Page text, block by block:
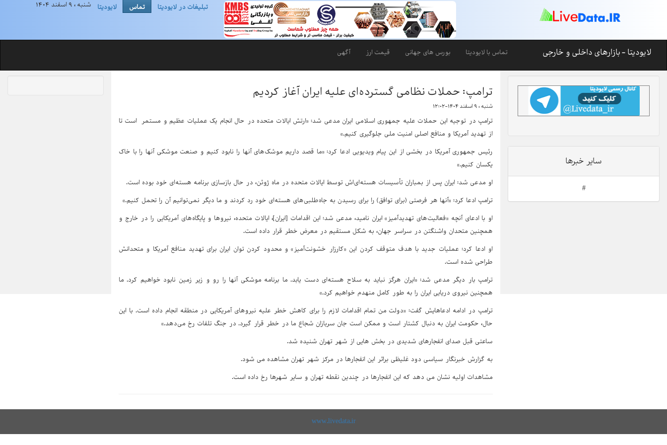
تبلیغات در لایودیتا تماس لایودیتا شنبه ، ۹ اسفند ۱۴۰۴
لایودیتا - بازارهای داخلی و خارجی آگهی قیمت ارز بورس های جهانی تماس با لایودیتا
ترامپ: حملات نظامی گسترده‌ای علیه ایران آغاز کردیم
شنبه ، ۹ اسفند ۱۴۰۴-۱۲:۰۲
ترامپ در توجیه این حملات علیه جمهوری اسلامی ایران مدعی شد: «ارتش ایالات متحده در حال انجام یک عملیات عظیم و مستمر است تا
از تهدید آمریکا و منافع اصلی امنیت ملی جلوگیری کنیم.»
رئیس جمهوری آمریکا در بخشی از این پیام ویدیویی ادعا کرد: «ما قصد داریم موشک‌های آنها را نابود کنیم و صنعت موشکی آنها را با خاک
یکسان کنیم.»
او مدعی شد: ایران پس از بمباران تأسیسات هسته‌ای‌اش توسط ایالات متحده در ماه ژوئن، در حال بازسازی برنامه هسته‌ای خود بوده است.
ترامپ ادعا کرد: «آنها هر فرصتی (برای توافق) را برای رسیدن به جاه‌طلبی‌های هسته‌ای خود رد کردند و ما دیگر نمی‌توانیم آن را تحمل کنیم.»
او با ادعای آنچه «فعالیت‌های تهدیدآمیز» ایران نامید، مدعی شد: این اقدامات [ایران]، ایالات متحده، نیروها و پایگاه‌های آمریکایی را در خارج و
همچنین متحدان واشنگتن در سراسر جهان، به شکل مستقیم در معرض خطر قرار داده است.
او ادعا کرد: عملیات جدید با هدف متوقف کردن این «کارزار خشونت‌آمیز» و محدود کردن توان ایران برای تهدید منافع آمریکا و متحدانش
طراحی شده است.
ترامپ بار دیگر مدعی شد: «ایران هرگز نباید به سلاح هسته‌ای دست یابد. ما برنامه موشکی آنها را رو و زیر زمین نابود خواهیم کرد. ما
همچنین نیروی دریایی ایران را به طور کامل منهدم خواهیم کرد.»
ترامپ در ادامه ادعاهایش گفت: «دولت من تمام اقدامات لازم را برای کاهش خطر علیه نیروهای آمریکایی در منطقه انجام داده است. با این
حال، حکومت ایران به دنبال کشتار است و ممکن است جان سربازان شجاع ما در خطر قرار گیرد. در جنگ تلفات رخ می‌دهد.»
ساعتی قبل صدای انفجارهای شدیدی در بخش هایی از شهر تهران شنیده شد.
به گزارش خبرنگار سیاسی دود غلیظی براثر این انفجارها در مرکز شهر تهران مشاهده می شود.
مشاهدات اولیه نشان می دهد که این انفجارها در چندین نقطه تهران و سایر شهرها رخ داده است.
سایر خبرها
#
www.livedata.ir